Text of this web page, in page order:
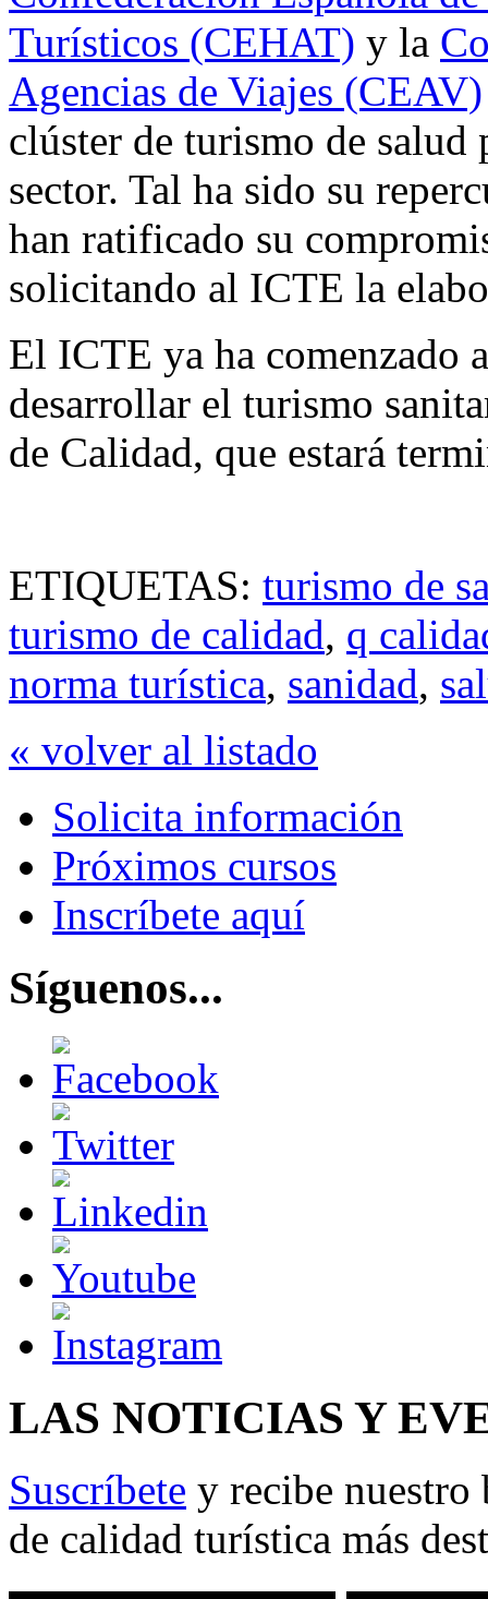
Turísticos (CEHAT) y la
Agencias de Viajes (CEAV)
clúster de turismo de
sector. Tal ha sido su
han ratificado su
solicitando al ICTE la
El ICTE ya ha comenzado
desarrollar el turismo
de Calidad, que estará
ETIQUETAS: turismo de
turismo de calidad, q
norma turística, sanidad,
« volver al listado
Solicita información
Próximos cursos
Inscríbete aquí
Síguenos...
LAS NOTICIAS Y
Suscríbete y recibe nuestro
de calidad turística más